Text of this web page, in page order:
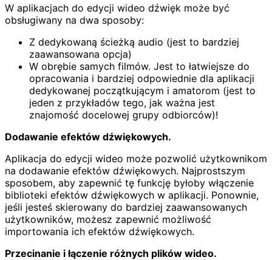
W aplikacjach do edycji wideo dźwięk może być
obsługiwany na dwa sposoby:
Z dedykowaną ścieżką audio (jest to bardziej
zaawansowana opcja)
W obrębie samych filmów. Jest to łatwiejsze do
opracowania i bardziej odpowiednie dla aplikacji
dedykowanej początkującym i amatorom (jest to
jeden z przykładów tego, jak ważna jest
znajomość docelowej grupy odbiorców)!
Dodawanie efektów dźwiękowych.
Aplikacja do edycji wideo może pozwolić użytkownikom
na dodawanie efektów dźwiękowych. Najprostszym
sposobem, aby zapewnić tę funkcję byłoby włączenie
biblioteki efektów dźwiękowych w aplikacji. Ponownie,
jeśli jesteś skierowany do bardziej zaawansowanych
użytkowników, możesz zapewnić możliwość
importowania ich efektów dźwiękowych.
Przecinanie i łączenie różnych plików wideo.